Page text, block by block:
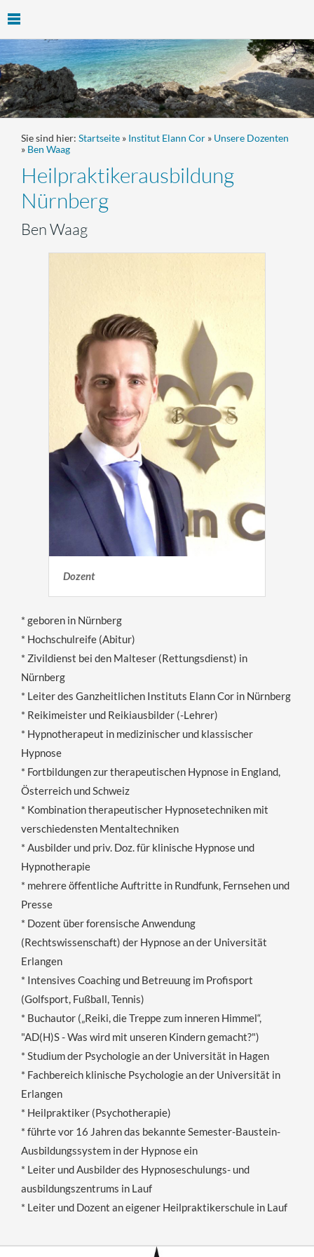
Sie sind hier: Startseite » Institut Elann Cor » Unsere Dozenten
» Ben Waag
Heilpraktikerausbildung
Nürnberg
Ben Waag
Dozent
* geboren in Nürnberg
* Hochschulreife (Abitur)
* Zivildienst bei den Malteser (Rettungsdienst) in
Nürnberg
* Leiter des Ganzheitlichen Instituts Elann Cor in Nürnberg
* Reikimeister und Reikiausbilder (-Lehrer)
* Hypnotherapeut in medizinischer und klassischer
Hypnose
* Fortbildungen zur therapeutischen Hypnose in England,
Österreich und Schweiz
* Kombination therapeutischer Hypnosetechniken mit
verschiedensten Mentaltechniken
* Ausbilder und priv. Doz. für klinische Hypnose und
Hypnotherapie
* mehrere öffentliche Auftritte in Rundfunk, Fernsehen und
Presse
* Dozent über forensische Anwendung
(Rechtswissenschaft) der Hypnose an der Universität
Erlangen
* Intensives Coaching und Betreuung im Profisport
(Golfsport, Fußball, Tennis)
* Buchautor („Reiki, die Treppe zum inneren Himmel“,
"AD(H)S - Was wird mit unseren Kindern gemacht?")
* Studium der Psychologie an der Universität in Hagen
* Fachbereich klinische Psychologie an der Universität in
Erlangen
* Heilpraktiker (Psychotherapie)
* führte vor 16 Jahren das bekannte Semester-Baustein-
Ausbildungssystem in der Hypnose ein
* Leiter und Ausbilder des Hypnoseschulungs- und
ausbildungszentrums in Lauf
* Leiter und Dozent an eigener Heilpraktikerschule in Lauf